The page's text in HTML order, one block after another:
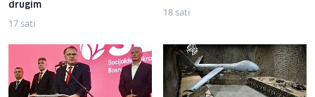
drugim
17 sati
18 sati